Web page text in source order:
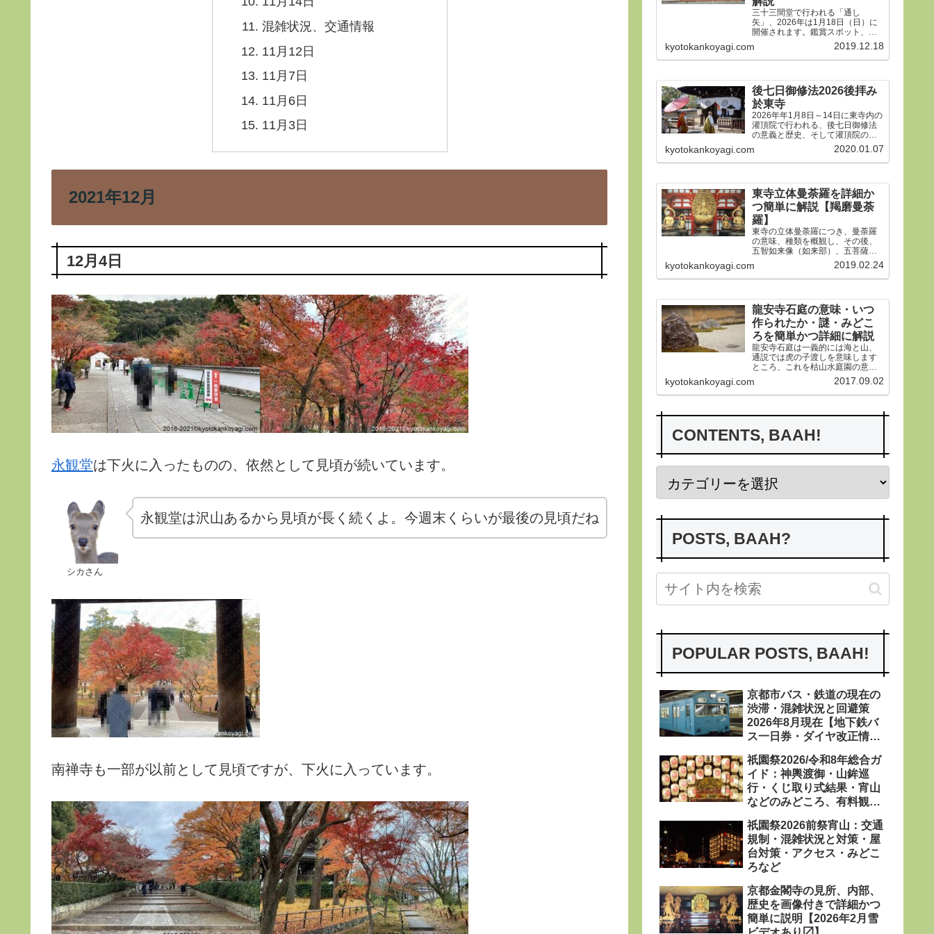
混雑状況、交通情報
11月12日
11月7日
11月6日
11月3日
2021年12月
12月4日
永観堂は下火に入ったものの、依然として見頃が続いています。
シカさん
永観堂は沢山あるから見頃が長く続くよ。今週末くらいが最後の見頃だね
南禅寺も一部が以前として見頃ですが、下火に入っています。
三十三間堂で行われる「通し
矢」、2026年は1月18日（日）に
開催されます。鑑賞スポット、タ
イムスケジュール、ルールや歴
史、そして三十三間堂の概要、ア
クセス方法などをご紹介します。
kyotokankoyagi.com 2019.12.18
後七日御修法2026後拝み
於東寺
2026年年1月8日～14日に東寺内の
灌頂院で行われる、後七日御修法
の意義と歴史、そして灌頂院の内
部で何をするのかを解説した後、
14日の「後拝み」での灌頂院参拝
方法などをご紹介します。合掌。
kyotokankoyagi.com 2020.01.07
東寺立体曼荼羅を詳細か
つ簡単に解説【羯磨曼荼
羅】
東寺の立体曼荼羅につき、曼荼羅
の意味、種類を概観し、その後、
五智如来像（如来部）、五菩薩像
（菩薩部）、五大明王像（明王
部）につき、21体すべて、一体ず
つ簡潔にわかりやすく解説しま
kyotokankoyagi.com 2019.02.24
龍安寺石庭の意味・いつ
作られたか・謎・みどこ
ろを簡単かつ詳細に解説
龍安寺石庭は一義的には海と山、
通説では虎の子渡しを意味します
ところ、これを枯山水庭園の意義
から詳らかにします。その後、い
つ作られたかなど龍安寺の歴史や
謎、みどころにつき紹介申し上げ
kyotokankoyagi.com 2017.09.02
CONTENTS, BAAH!
POSTS, BAAH?
POPULAR POSTS, BAAH!
京都市バス・鉄道の現在の
渋滞・混雑状況と回避策
2026年8月現在【地下鉄バ
ス一日券・ダイヤ改正情報
祇園祭2026/令和8年総合ガ
イド：神輿渡御・山鉾巡
行・くじ取り式結果・宵山
などのみどころ、有料観覧
などを網羅
祇園祭2026前祭宵山：交通
規制・混雑状況と対策・屋
台対策・アクセス・みどこ
ろなど
京都金閣寺の見所、内部、
歴史を画像付きで詳細かつ
簡単に説明【2026年2月雪